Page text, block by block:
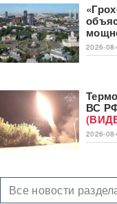
2026-
ВС
2026-
Все новости